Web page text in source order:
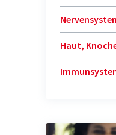
Haut,